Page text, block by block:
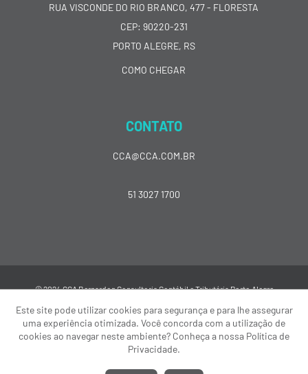
RUA VISCONDE DO RIO BRANCO, 477 - FLORESTA
CEP: 90220-231
PORTO ALEGRE, RS
COMO CHEGAR
CONTATO
CCA@CCA.COM.BR
51 3027 1700
© 2024 CCA Bernardon Consultoria Contábil e Tributária Porto Alegre
Este site pode utilizar cookies para segurança e para lhe assegurar
uma experiência otimizada. Você concorda com a utilização de
cookies ao navegar neste ambiente? Conheça a nossa Política de
Privacidade.